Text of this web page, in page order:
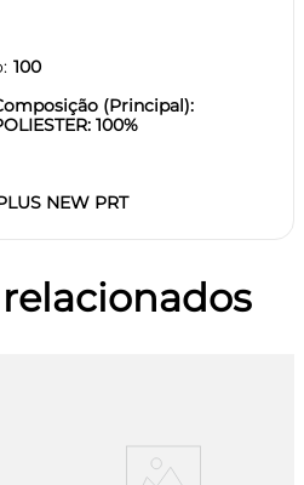
100
(Principal):
100%
NEW PRT